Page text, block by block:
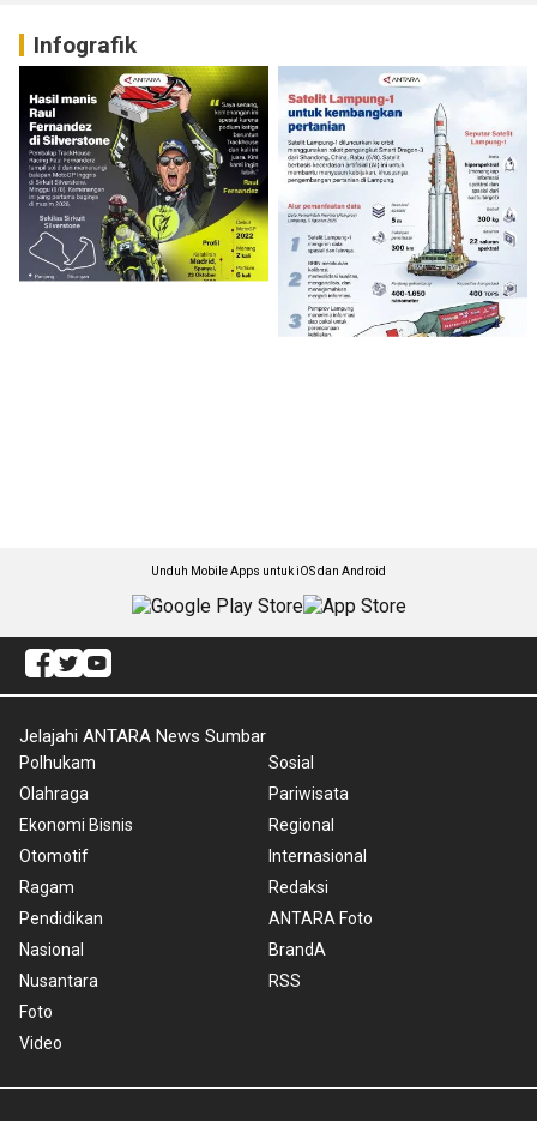
Infografik
Unduh Mobile Apps untuk iOS dan Android
Jelajahi ANTARA News Sumbar
Polhukam
Olahraga
Ekonomi Bisnis
Otomotif
Ragam
Pendidikan
Nasional
Nusantara
Foto
Video
Sosial
Pariwisata
Regional
Internasional
Redaksi
ANTARA Foto
BrandA
RSS